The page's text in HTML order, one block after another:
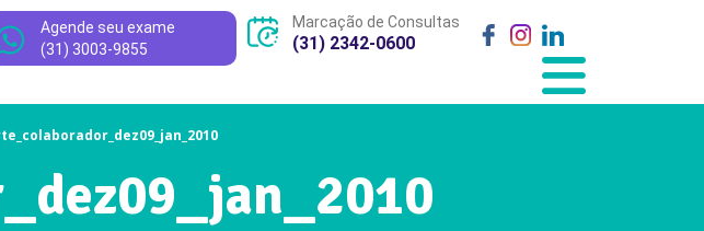
Agende seu exame
(31) 3003-9855
Marcação de Consultas
(31) 2342-0600